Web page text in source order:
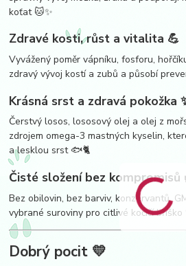
koťat 🐱✨
Zdravé kosti, růst a vitalita 💪
Vyvážený poměr vápníku, fosforu,
zdravý vývoj kostí a zubů a působí
Krásná srst a zdravá pokožka
Čerstvý losos, lososový olej a olej z
zdrojem omega-3 mastných kyselin,
a lesklou srst 🐟🐈
Čisté složení bez kompromisů
Bez obilovin, bez barviv, konzervantů,
vybrané suroviny pro citlivé kočičí bříško
Dobrý pocit 💛